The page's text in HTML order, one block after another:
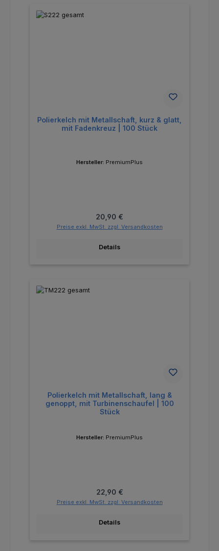
Polierkelch mit Metallschaft, kurz & glatt,
mit Fadenkreuz | 100 Stück
Hersteller: PremiumPlus
Regulärer Preis:
20,90 €
Preise exkl. MwSt. zzgl. Versandkosten
Details
Polierkelch mit Metallschaft, lang &
genoppt, mit Turbinenschaufel | 100
Stück
Hersteller: PremiumPlus
Regulärer Preis:
22,90 €
Preise exkl. MwSt. zzgl. Versandkosten
Details